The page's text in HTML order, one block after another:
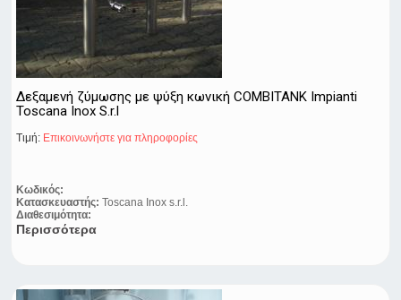
Δεξαμενή ζύμωσης με ψύξη κωνική COMBITANK Impianti
Toscana Inox S.r.l
Τιμή: Eπικοινωνήστε για πληροφορίες
Κωδικός:
Κατασκευαστής: Toscana Inox s.r.l.
Διαθεσιμότητα:
Περισσότερα